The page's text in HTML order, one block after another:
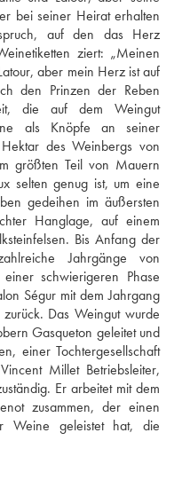
bei seiner Heirat erhalten
auf den das Herz
ziert: „Meinen
aber mein Herz ist auf
den Prinzen der Reben
die auf dem Weingut
als Knöpfe an seiner
des Weinbergs von
größten Teil von Mauern
selten genug ist, um eine
gedeihen im äußersten
Hanglage, auf einem
Bis Anfang der
Jahrgänge von
schwierigeren Phase
Ségur mit dem Jahrgang
Das Weingut wurde
Gasqueton geleitet und
einer Tochtergesellschaft
Millet Betriebsleiter,
Er arbeitet mit dem
zusammen, der einen
Weine geleistet hat, die